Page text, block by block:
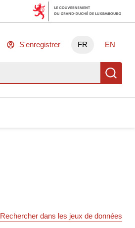
S'enregistrer FR EN
Rechercher dans les jeux de données